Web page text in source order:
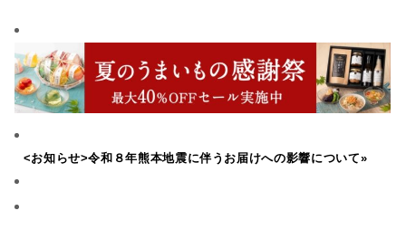
<お知らせ>令和８年熊本地震に伴うお届けへの影響について»